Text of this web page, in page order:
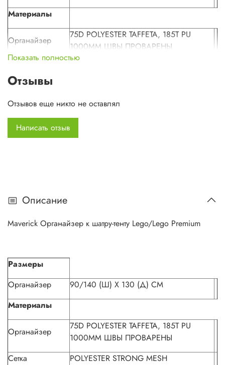
Материалы
Органайзер
75D POLYESTER TAFFETA, 185T PU
1000MM ШВЫ ПРОВАРЕНЫ
Спецификация
по частям
Вес:
0,35 кг
Показать полностью
Отзывы
Отзывов еще никто не оставлял
Написать отзыв
Описание
Maverick Органайзер к шатру-тенту Lego/Lego Premium
Размеры
Органайзер
90/140 (Ш) X 130 (Д) CM
Материалы
Органайзер
75D POLYESTER TAFFETA, 185T PU
1000MM ШВЫ ПРОВАРЕНЫ
Сетка
POLYESTER STRONG MESH